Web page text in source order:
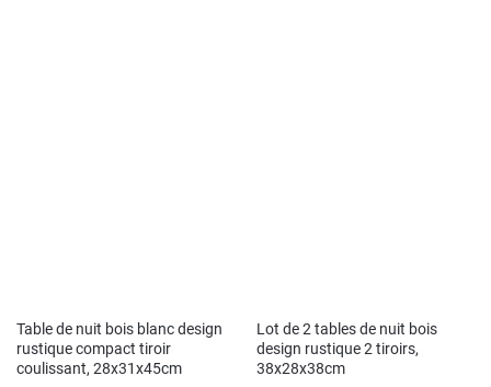
Table de nuit bois blanc design
rustique compact tiroir
coulissant, 28x31x45cm
Lot de 2 tables de nuit bois
design rustique 2 tiroirs,
38x28x38cm